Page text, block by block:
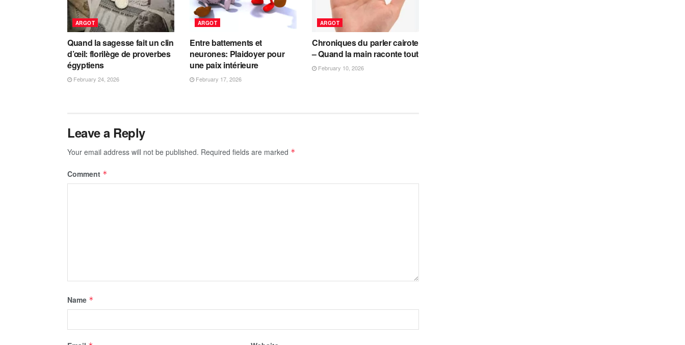
ARGOT
Quand la sagesse fait un clin
d’œil: florilège de proverbes
égyptiens
February 24, 2026
ARGOT
Entre battements et
neurones: Plaidoyer pour
une paix intérieure
February 17, 2026
ARGOT
Chroniques du parler cairote
– Quand la main raconte tout
February 10, 2026
Leave a Reply
Your email address will not be published. Required fields are marked *
Comment *
Name *